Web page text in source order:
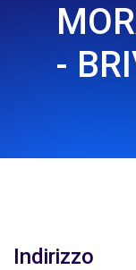
-
Indirizzo